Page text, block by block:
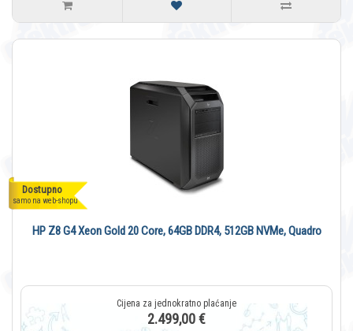
Dostupno
samo na web-shopu
HP Z8 G4 Xeon Gold 20 Core, 64GB DDR4, 512GB NVMe, Quadro
2.499,00 €